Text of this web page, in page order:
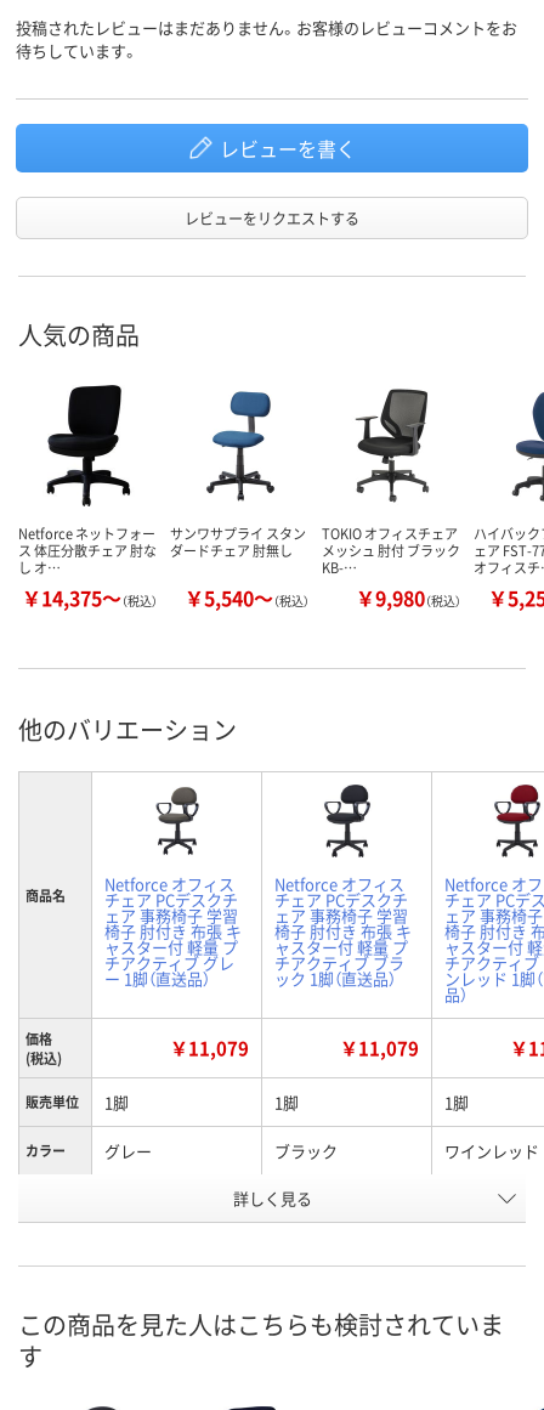
投稿されたレビューはまだありません。お客様のレビューコメントをお
待ちしています。
レビューを書く
レビューをリクエストする
人気の商品
Netforce ネットフォー
ス 体圧分散チェア 肘な
し オ…
￥14,375～（税込）
サンワサプライ スタン
ダードチェア 肘無し
￥5,540～（税込）
TOKIO オフィスチェア
メッシュ 肘付 ブラック
KB-…
￥9,980（税込）
ハイバッ
ェア FST-
オフィス
￥
他のバリエーション
商品名 Netforce オフィス
チェア PCデスクチ
ェア 事務椅子 学習
椅子 肘付き 布張 キ
ャスター付 軽量 プ
チアクティブ グレ
ー 1脚（直送品）
Netforce オフィス
チェア PCデスクチ
ェア 事務椅子 学習
椅子 肘付き 布張 キ
ャスター付 軽量 プ
チアクティブ ブラ
ック 1脚（直送品）
Netforce オ
チェア PCデ
ェア 事務椅
椅子 肘付き
ャスター付
チアクティブ
ンレッド 1脚
品）
価格
(税込)
￥11,079 ￥11,079 ￥
販売単位 1脚 1脚 1脚
カラー グレー ブラック ワインレッド
X951956 X951958
8月24日（月）まで
詳しく見る
この商品を見た人はこちらも検討されていま
す